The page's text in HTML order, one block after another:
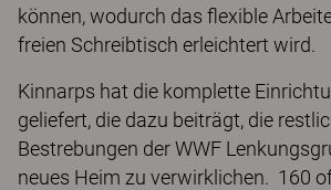
können, wodurch das flexible
freien Schreibtisch erleichtert wird.
Kinnarps hat die komplette
geliefert, die dazu beiträgt, die
Bestrebungen der WWF
neues Heim zu verwirklichen. 160